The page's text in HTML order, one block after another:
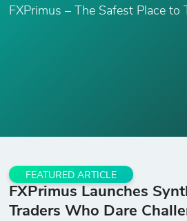
FXPrimus – The Safest Place to
FEATURED ARTICLE
FXPrimus Launches
Traders Who Dare